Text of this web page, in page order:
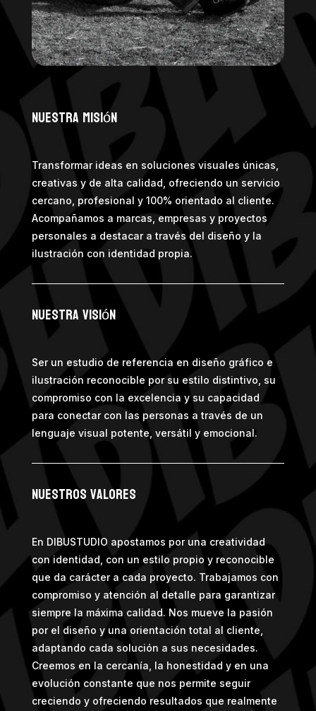
nuestra misión
Transformar ideas en soluciones visuales únicas,
creativas y de alta calidad, ofreciendo un servicio
cercano, profesional y 100% orientado al cliente.
Acompañamos a marcas, empresas y proyectos
personales a destacar a través del diseño y la
ilustración con identidad propia.
nuestra visión
Ser un estudio de referencia en diseño gráfico e
ilustración reconocible por su estilo distintivo, su
compromiso con la excelencia y su capacidad
para conectar con las personas a través de un
lenguaje visual potente, versátil y emocional.
nuestros valores
En DIBUSTUDIO apostamos por una creatividad
con identidad, con un estilo propio y reconocible
que da carácter a cada proyecto. Trabajamos con
compromiso y atención al detalle para garantizar
siempre la máxima calidad. Nos mueve la pasión
por el diseño y una orientación total al cliente,
adaptando cada solución a sus necesidades.
Creemos en la cercanía, la honestidad y en una
evolución constante que nos permite seguir
creciendo y ofreciendo resultados que realmente